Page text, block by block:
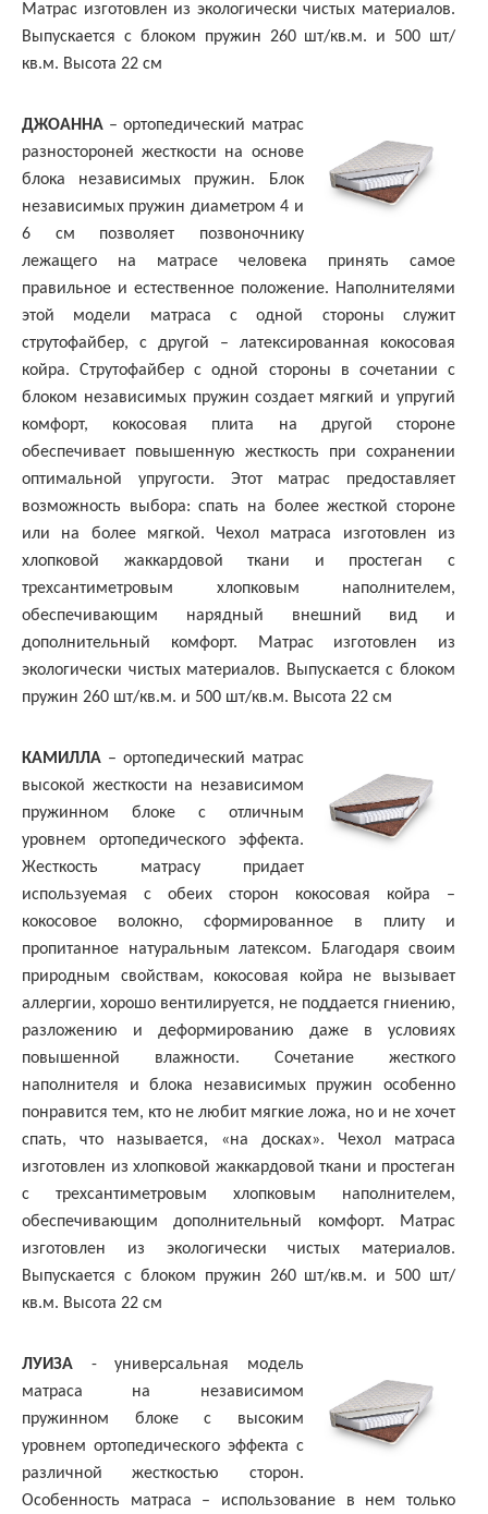
Матрас изготовлен из экологически чистых материалов.
Выпускается с блоком пружин 260 шт/кв.м. и 500 шт/
кв.м. Высота 22 см
ДЖОАННА – ортопедический матрас
разностороней жесткости на основе
блока независимых пружин. Блок
независимых пружин диаметром 4 и
6 см позволяет позвоночнику
лежащего на матрасе человека принять самое
правильное и естественное положение. Наполнителями
этой модели матраса с одной стороны служит
струтофайбер, с другой – латексированная кокосовая
койра. Струтофайбер с одной стороны в сочетании с
блоком независимых пружин создает мягкий и упругий
комфорт, кокосовая плита на другой стороне
обеспечивает повышенную жесткость при сохранении
оптимальной упругости. Этот матрас предоставляет
возможность выбора: спать на более жесткой стороне
или на более мягкой. Чехол матраса изготовлен из
хлопковой жаккардовой ткани и простеган с
трехсантиметровым хлопковым наполнителем,
обеспечивающим нарядный внешний вид и
дополнительный комфорт. Матрас изготовлен из
экологически чистых материалов. Выпускается с блоком
пружин 260 шт/кв.м. и 500 шт/кв.м. Высота 22 см
КАМИЛЛА – ортопедический матрас
высокой жесткости на независимом
пружинном блоке с отличным
уровнем ортопедического эффекта.
Жесткость матрасу придает
используемая с обеих сторон кокосовая койра –
кокосовое волокно, сформированное в плиту и
пропитанное натуральным латексом. Благодаря своим
природным свойствам, кокосовая койра не вызывает
аллергии, хорошо вентилируется, не поддается гниению,
разложению и деформированию даже в условиях
повышенной влажности. Сочетание жесткого
наполнителя и блока независимых пружин особенно
понравится тем, кто не любит мягкие ложа, но и не хочет
спать, что называется, «на досках». Чехол матраса
изготовлен из хлопковой жаккардовой ткани и простеган
с трехсантиметровым хлопковым наполнителем,
обеспечивающим дополнительный комфорт. Матрас
изготовлен из экологически чистых материалов.
Выпускается с блоком пружин 260 шт/кв.м. и 500 шт/
кв.м. Высота 22 см
ЛУИЗА - универсальная модель
матраса на независимом
пружинном блоке с высоким
уровнем ортопедического эффекта с
различной жесткостью сторон.
Особенность матраса – использование в нем только